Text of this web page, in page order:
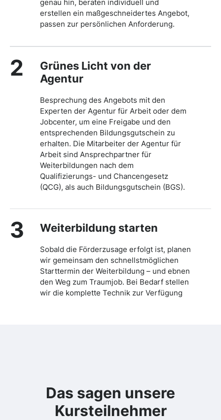
genau hin, beraten individuell und
erstellen ein maßgeschneidertes Angebot,
passen zur persönlichen Anforderung.
2
Grünes Licht von der
Agentur
Besprechung des Angebots mit den
Experten der Agentur für Arbeit oder dem
Jobcenter, um eine Freigabe und den
entsprechenden Bildungsgutschein zu
erhalten. Die Mitarbeiter der Agentur für
Arbeit sind Ansprechpartner für
Weiterbildungen nach dem
Qualifizierungs- und Chancengesetz
(QCG), als auch Bildungsgutschein (BGS).
3 Weiterbildung starten
Sobald die Förderzusage erfolgt ist, planen
wir gemeinsam den schnellstmöglichen
Starttermin der Weiterbildung – und ebnen
den Weg zum Traumjob. Bei Bedarf stellen
wir die komplette Technik zur Verfügung
Das sagen unsere
Kursteilnehmer